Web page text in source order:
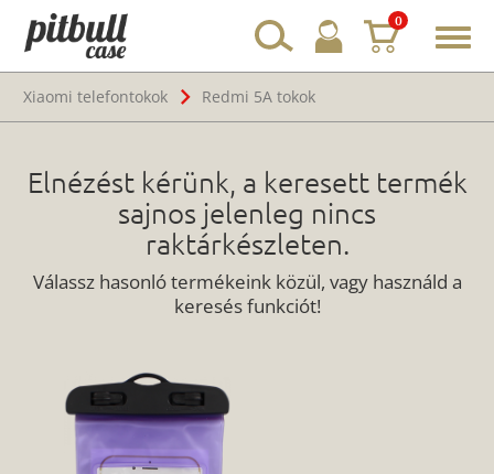
0
Xiaomi telefontokok
Redmi 5A tokok
Elnézést kérünk, a keresett termék
sajnos jelenleg nincs
raktárkészleten.
Válassz hasonló termékeink közül, vagy használd a
keresés funkciót!